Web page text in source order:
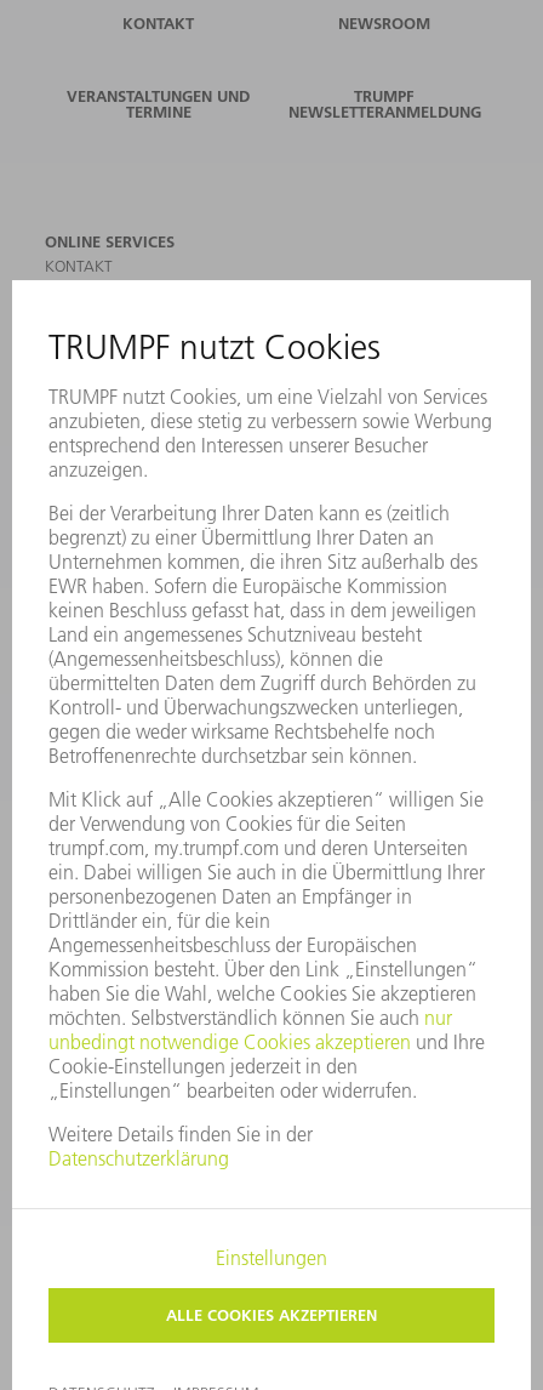
KONTAKT NEWSROOM
VERANSTALTUNGEN UND
TERMINE
TRUMPF
NEWSLETTERANMELDUNG
ONLINE SERVICES
KONTAKT
VERANSTALTUNGEN UND TERMINE
NEWSLETTER-ANMELDUNG
MYTRUMPF
SICHERHEITSDATENBLÄTTER
PRODUKTE
MASCHINEN & SYSTEME
LEISTUNGSELEKTRONIK
ELEKTROWERKZEUGE
SMART FACTORY
SOFTWARE
SERVICES
ANWENDUNGEN
BRANCHEN
UNTERNEHMEN
KARRIERE
STELLENANGEBOTE
UNTERNEHMENSPROFIL
GESCHÄFTSBERICHT
UNTERNEHMENSGRUNDSÄTZE
COMPLIANCE
HINWEISGEBERSYSTEM
SECURITY
PRESSEMITTEILUNGEN
MAGAZINE
LIEFERANTEN
NACHHALTIGKEIT
UMWELT & KLIMA
SOZIALES & GESELLSCHAFT
UNTERNEHMENSFÜHRUNG
IMPRESSUM
DATENSCHUTZ
COPYRIGHT UND MARKENZEICHEN
AGB
PRIVATSPHÄRE-EINSTELLUNGEN